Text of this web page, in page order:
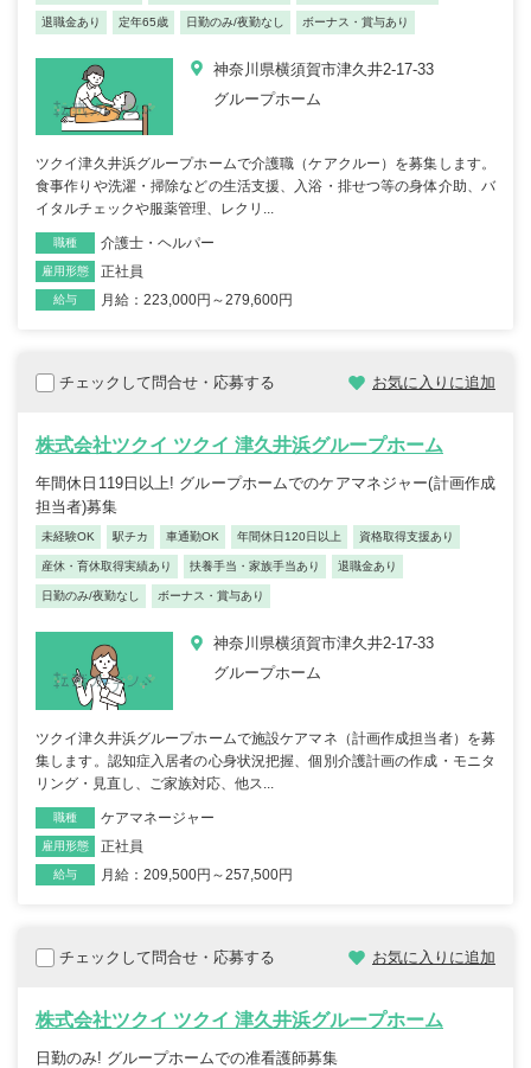
退職金あり 定年65歳 日勤のみ/夜勤なし ボーナス・賞与あり
神奈川県横須賀市津久井2-17-33
グループホーム
ツクイ津久井浜グループホームで介護職（ケアクルー）を募集します。
食事作りや洗濯・掃除などの生活支援、入浴・排せつ等の身体介助、バ
イタルチェックや服薬管理、レクリ...
職種 介護士・ヘルパー
雇用形態 正社員
給与 月給：223,000円～279,600円
チェックして問合せ・応募する お気に入りに追加
株式会社ツクイ ツクイ 津久井浜グループホーム
年間休日119日以上! グループホームでのケアマネジャー(計画作成
担当者)募集
未経験OK 駅チカ 車通勤OK 年間休日120日以上 資格取得支援あり
産休・育休取得実績あり 扶養手当・家族手当あり 退職金あり
日勤のみ/夜勤なし ボーナス・賞与あり
神奈川県横須賀市津久井2-17-33
グループホーム
ツクイ津久井浜グループホームで施設ケアマネ（計画作成担当者）を募
集します。認知症入居者の心身状況把握、個別介護計画の作成・モニタ
リング・見直し、ご家族対応、他ス...
職種 ケアマネージャー
雇用形態 正社員
給与 月給：209,500円～257,500円
チェックして問合せ・応募する お気に入りに追加
株式会社ツクイ ツクイ 津久井浜グループホーム
日勤のみ! グループホームでの准看護師募集